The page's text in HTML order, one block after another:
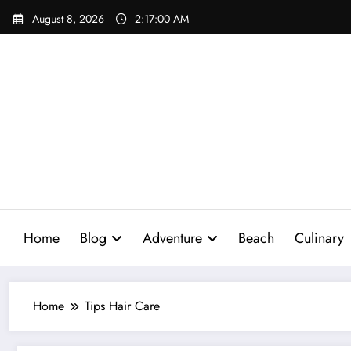
Skip
August 8, 2026 2:17:01 AM
Home Blog Adventure Beach Culinary
Home Tips Hair Care